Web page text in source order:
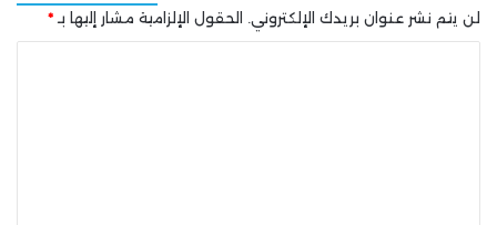
شارك هذه الصفحة عبر
لن يتم نشر عنوان بريدك الإلكتروني. الحقول الإلزامية مشار إليها بـ *